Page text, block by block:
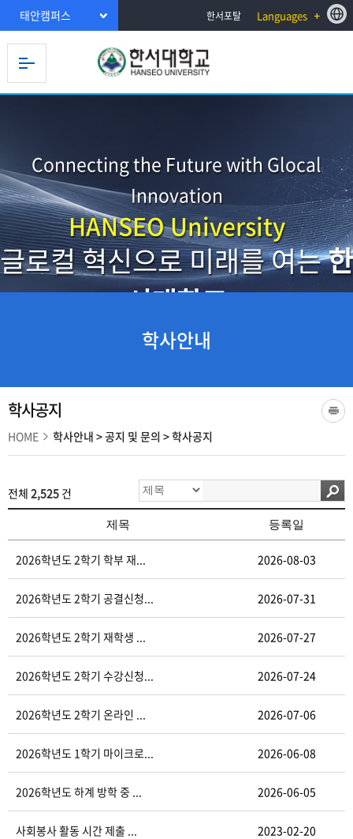
태안캠퍼스 한서포탈 Languages
Connecting the Future with Glocal
Innovation
HANSEO University
글로컬 혁신으로 미래를 여는한
서대학교
학사안내
학사공지
HOME 학사안내 >공지 및 문의 >학사공지
전체 2,525 건
제목 등록일
2026학년도 2학기 학부 재... 2026-08-03
2026학년도 2학기 공결신청... 2026-07-31
2026학년도 2학기 재학생 ... 2026-07-27
2026학년도 2학기 수강신청... 2026-07-24
2026학년도 2학기 온라인 ... 2026-07-06
2026학년도 1학기 마이크로... 2026-06-08
2026학년도 하계 방학 중 ... 2026-06-05
사회봉사 활동 시간 제출 ... 2023-02-20